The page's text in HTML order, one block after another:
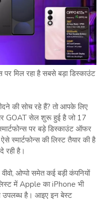
मिल रहा है सबसे बड़ा डिस्काउंट
की सोच रहे हैं? तो आपके लिए
GOAT सेल शुरू हुई है जो 17
पर बड़े डिस्काउंट ऑफर
स्मार्टफोन्स की लिस्ट तैयार की है
रही है।
ओप्पो समेत कई बड़ी कंपनियों
में Apple का iPhone भी
उपलब्ध है। आइए इन बेस्ट